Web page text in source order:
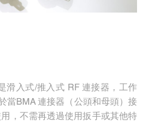
滑入式/推入式 RF 連接器，工作
當BMA 連接器（公頭和母頭）接
，不需再透過使用扳手或其他特